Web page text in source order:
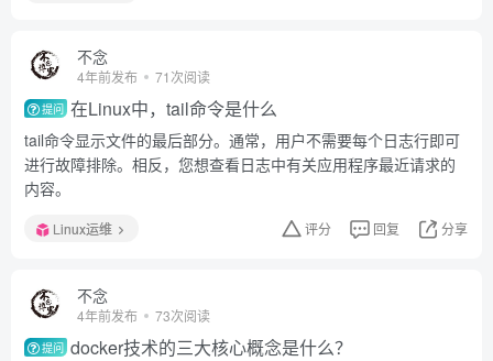
不念
4年前发布 71次阅读
提问 在Linux中，tail命令是什么
tail命令显示文件的最后部分。通常，用户不需要每个日志行即可
进行故障排除。相反，您想查看日志中有关应用程序最近请求的
内容。
Linux运维 评分 回复 分享
不念
4年前发布 73次阅读
提问 docker技术的三大核心概念是什么？